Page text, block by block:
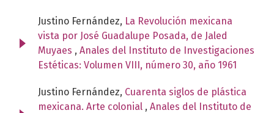
Justino Fernández, La Revolución mexicana
vista por José Guadalupe Posada, de Jaled
Muyaes , Anales del Instituto de Investigaciones
Estéticas: Volumen VIII, número 30, año 1961
Justino Fernández, Cuarenta siglos de plástica
mexicana. Arte colonial , Anales del Instituto de